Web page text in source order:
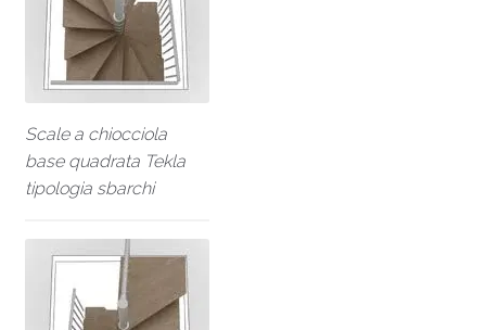
Scale a chiocciola
base quadrata Tekla
tipologia sbarchi